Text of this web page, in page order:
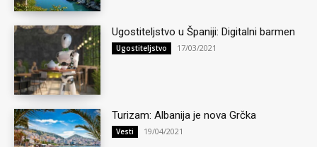
Ugostiteljstvo u Španiji: Digitalni barmen
Ugostiteljstvo 17/03/2021
Turizam: Albanija je nova Grčka
Vesti 19/04/2021